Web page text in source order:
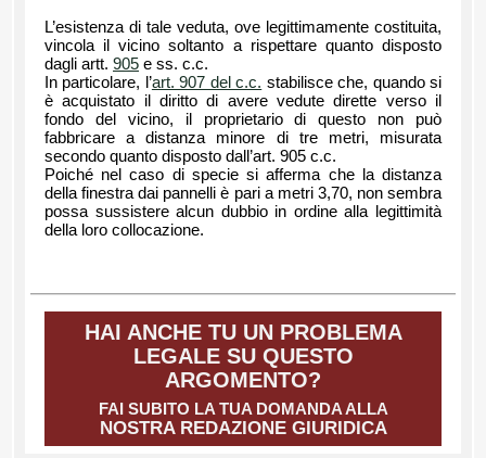
L’esistenza di tale veduta, ove legittimamente costituita,
vincola il vicino soltanto a rispettare quanto disposto
dagli artt. 905 e ss. c.c.
In particolare, l’art. 907 del c.c. stabilisce che, quando si
è acquistato il diritto di avere vedute dirette verso il
fondo del vicino, il proprietario di questo non può
fabbricare a distanza minore di tre metri, misurata
secondo quanto disposto dall’art. 905 c.c.
Poiché nel caso di specie si afferma che la distanza
della finestra dai pannelli è pari a metri 3,70, non sembra
possa sussistere alcun dubbio in ordine alla legittimità
della loro collocazione.
HAI ANCHE TU UN PROBLEMA
LEGALE SU QUESTO
ARGOMENTO?
FAI SUBITO LA TUA DOMANDA ALLA
NOSTRA REDAZIONE GIURIDICA